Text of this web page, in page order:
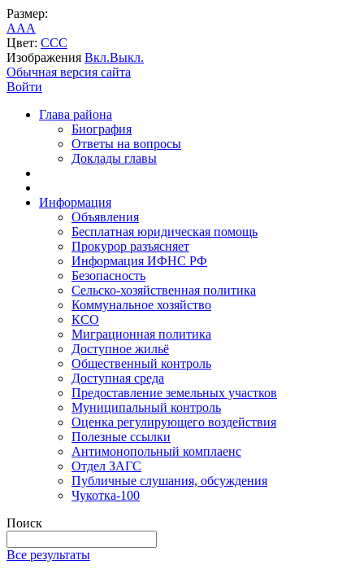
Размер:
AAA
Цвет: CCC
Изображения Вкл.Выкл.
Обычная версия сайта
Войти
Глава района
Биография
Ответы на вопросы
Доклады главы
Информация
Объявления
Бесплатная юридическая помощь
Прокурор разъясняет
Информация ИФНС РФ
Безопасность
Сельско-хозяйственная политика
Коммунальное хозяйство
КСО
Миграционная политика
Доступное жильё
Общественный контроль
Доступная среда
Предоставление земельных участков
Муниципальный контроль
Оценка регулирующего воздействия
Полезные ссылки
Антимонопольный комплаенс
Отдел ЗАГС
Публичные слушания, обсуждения
Чукотка-100
Поиск
Все результаты